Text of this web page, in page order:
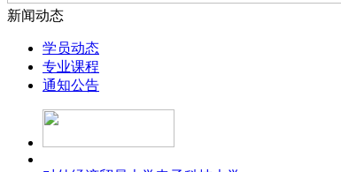
新闻动态
学员动态
专业课程
通知公告